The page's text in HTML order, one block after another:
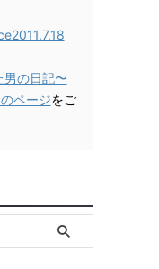
の日記〜
ページをご